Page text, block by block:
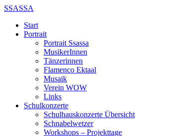
SSASSA
Start
Portrait
Portrait Ssassa
MusikerInnen
Tänzerinnen
Flamenco Ektaal
Musaik
Verein WOW
Links
Schulkonzerte
Schulhauskonzerte Übersicht
Schnabelwetzer
Workshops – Projekttage